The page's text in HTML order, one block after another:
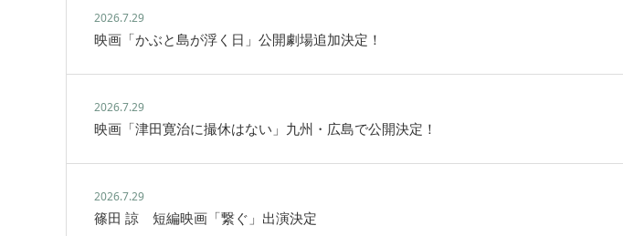
2026.7.29
映画「かぶと島が浮く日」公開劇場追加決定！
2026.7.29
映画「津田寛治に撮休はない」九州・広島で公開決定！
2026.7.29
篠田 諒 短編映画「繋ぐ」出演決定